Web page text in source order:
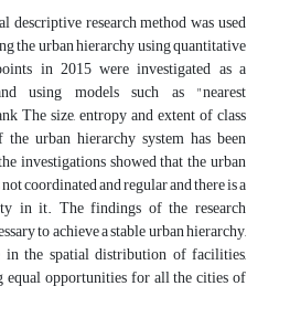
descriptive research method was used
the urban hierarchy using quantitative
in 2015 were investigated as a
using models such as "nearest
The size, entropy and extent of class
urban hierarchy system has been
investigations showed that the urban
coordinated and regular and there is a
in it. The findings of the research
to achieve a stable urban hierarchy,
the spatial distribution of facilities,
equal opportunities for all the cities of